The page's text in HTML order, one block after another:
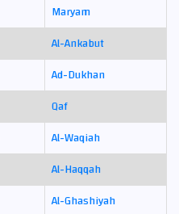
Maryam
Al-Ankabut
Ad-Dukhan
Qaf
Al-Waqiah
Al-Haqqah
Al-Ghashiyah